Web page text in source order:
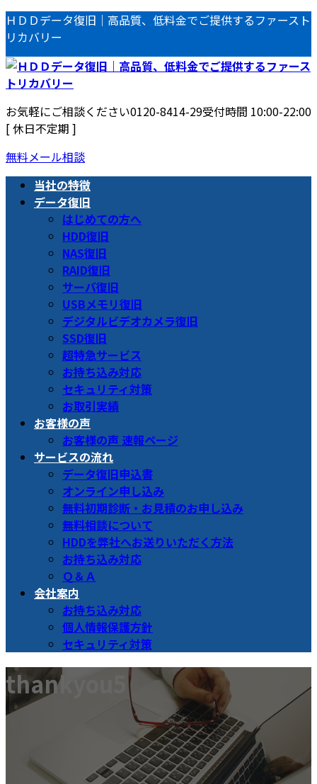
コ
ン
テ
ン
ツ
へ
ス
キ
ッ
プ
ナ
ビ
ゲ
ー
シ
ョ
ン
に
移
動
ＨＤＤデータ復旧｜高品質、低料金でご提供するファースト
リカバリー
お気軽にご相談ください0120-8414-29受付時間 10:00-22:00
[ 休日不定期 ]
無料メール相談
当社の特徴
データ復旧
はじめての方へ
HDD復旧
NAS復旧
RAID復旧
サーバ復旧
USBメモリ復旧
デジタルビデオカメラ復旧
SSD復旧
超特急サービス
お持ち込み対応
セキュリティ対策
お取引実績
お客様の声
お客様の声 速報ページ
サービスの流れ
データ復旧申込書
オンライン申し込み
無料初期診断・お見積のお申し込み
無料相談について
HDDを弊社へお送りいただく方法
お持ち込み対応
Ｑ＆Ａ
会社案内
お持ち込み対応
個人情報保護方針
セキュリティ対策
thankyou5